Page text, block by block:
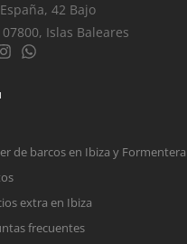
42 Bajo
Islas Baleares
de barcos en Ibiza y Formentera
extra en Ibiza
frecuentes